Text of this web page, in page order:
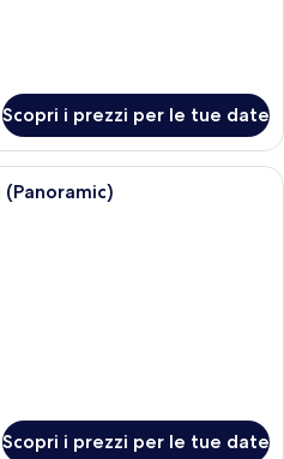
Scopri i prezzi per le tue date
Una camera d'albergo con un letto
Scopri i prezzi per le tue date